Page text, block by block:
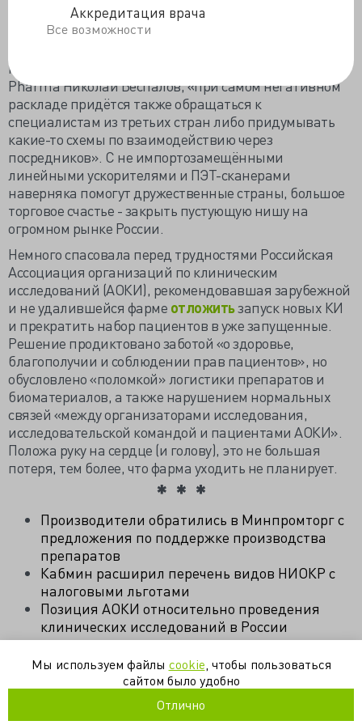
Аккредитация врача
Все возможности
Медицинская техника и фармацевтическое
оборудование (пока) не попали под санкции, но не
как
Pharma Николай Беспалов, «при самом негативном
раскладе придётся также обращаться к
специалистам из третьих стран либо придумывать
какие-то схемы по взаимодействию через
посредников». С не импортозамещёнными
линейными ускорителями и ПЭТ-сканерами
наверняка помогут дружественные страны, большое
торговое счастье - закрыть пустующую нишу на
огромном рынке России.
Немного спасовала перед трудностями Российская
Ассоциация организаций по клиническим
исследований (АОКИ), рекомендовавшая зарубежной
и не удалившейся фарме отложитьзапуск новых КИ
и прекратить набор пациентов в уже запущенные.
Решение продиктовано заботой «о здоровье,
благополучии и соблюдении прав пациентов», но
обусловлено «поломкой» логистики препаратов и
биоматериалов, а также нарушением нормальных
связей «между организаторами исследования,
исследовательской командой и пациентами АОКИ».
Положа руку на сердце (и голову), это не большая
потеря, тем более, что фарма уходить не планирует.
Производители обратились в Минпромторг с
предложения по поддержке производства
препаратов
Кабмин расширил перечень видов НИОКР с
налоговыми льготами
Позиция АОКИ относительно проведения
клинических исследований в России
клинические исследования лекарства
медтехника
Мы используем файлы cookie , чтобы пользоваться
сайтом было удобно
Отлично